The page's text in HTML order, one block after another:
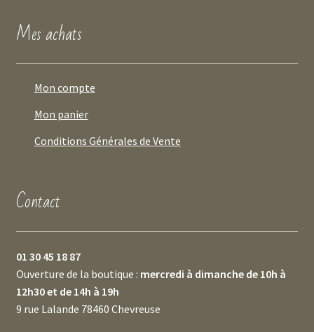
Mes achats
Mon compte
Mon panier
Conditions Générales de Vente
Contact
01 30 45 18 87
Ouverture de la boutique : mercredi à dimanche de 10h à
12h30 et de 14h à 19h
9 rue Lalande 78460 Chevreuse